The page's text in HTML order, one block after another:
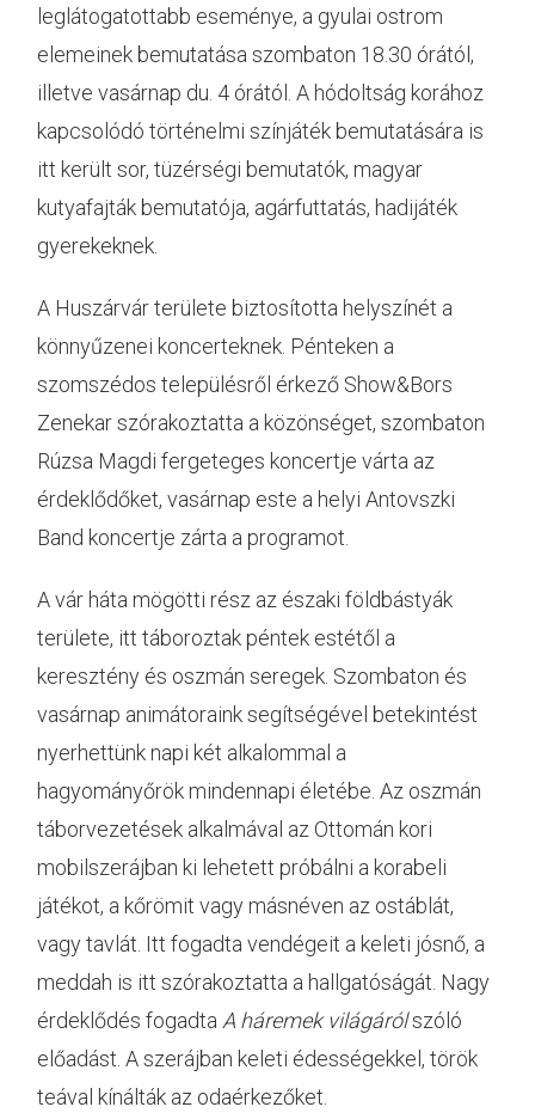
leglátogatottabb eseménye, a gyulai ostrom
elemeinek bemutatása szombaton 18.30 órától,
illetve vasárnap du. 4 órától. A hódoltság korához
kapcsolódó történelmi színjáték bemutatására is
itt került sor, tüzérségi bemutatók, magyar
kutyafajták bemutatója, agárfuttatás, hadijáték
gyerekeknek.
A Huszárvár területe biztosította helyszínét a
könnyűzenei koncerteknek. Pénteken a
szomszédos településről érkező Show&Bors
Zenekar szórakoztatta a közönséget, szombaton
Rúzsa Magdi fergeteges koncertje várta az
érdeklődőket, vasárnap este a helyi Antovszki
Band koncertje zárta a programot.
A vár háta mögötti rész az északi földbástyák
területe, itt táboroztak péntek estétől a
keresztény és oszmán seregek. Szombaton és
vasárnap animátoraink segítségével betekintést
nyerhettünk napi két alkalommal a
hagyományőrök mindennapi életébe. Az oszmán
táborvezetések alkalmával az Ottomán kori
mobilszerájban ki lehetett próbálni a korabeli
játékot, a kőrömit vagy másnéven az ostáblát,
vagy tavlát. Itt fogadta vendégeit a keleti jósnő, a
meddah is itt szórakoztatta a hallgatóságát. Nagy
érdeklődés fogadta A háremek világárólszóló
előadást. A szerájban keleti édességekkel, török
teával kínálták az odaérkezőket.